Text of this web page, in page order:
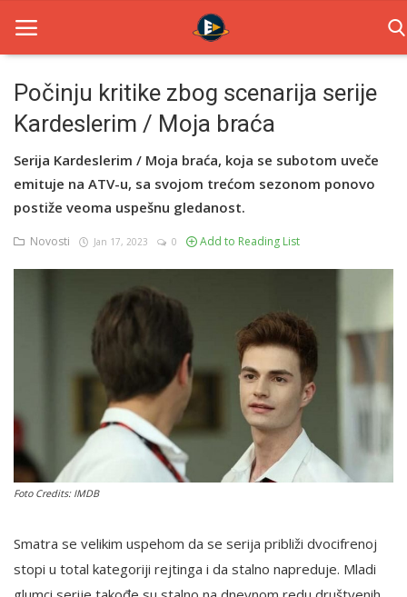
Home
Novosti
TV Serije
Filmovi
English
Počinju kritike zbog scenarija serije
Kardeslerim / Moja braća
Serija Kardeslerim / Moja braća, koja se subotom uveče
emituje na ATV-u, sa svojom trećom sezonom ponovo
postiže veoma uspešnu gledanost.
Novosti Jan 17, 2023 0 Add to Reading List
Foto Credits: IMDB
Smatra se velikim uspehom da se serija približi dvocifrenoj
stopi u total kategoriji rejtinga i da stalno napreduje. Mladi